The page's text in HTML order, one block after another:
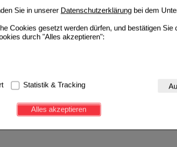
Sie in unserer Datenschutzerklärung bei dem
Cookies gesetzt werden dürfen, und bestätigen Sie
durch "Alles akzeptieren":
es sich um Cookies, die für die Grundfunktionen
Kundenkonto), weshalb auf diese nicht
um das Einkaufserlebnis noch ansprechender zu
des Besuchers oder unsere Seite an bevorzugte
zu betreiben.
Statistik & Tracking
Alles akzeptieren